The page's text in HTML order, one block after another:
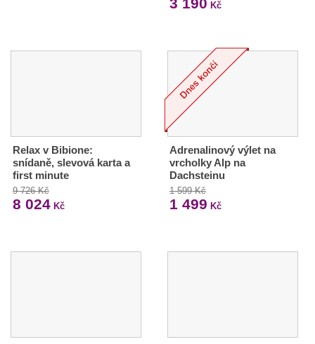
3 190 Kč
Relax v Bibione:
snídaně, slevová karta a
first minute
9 726 Kč
8 024 Kč
Adrenalinový výlet na
vrcholky Alp na
Dachsteinu
1 599 Kč
1 499 Kč